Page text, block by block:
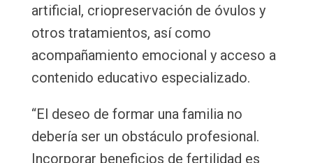
artificial, criopreservación de óvulos y
otros tratamientos, así como
acompañamiento emocional y acceso a
contenido educativo especializado.
“El deseo de formar una familia no
debería ser un obstáculo profesional.
Incorporar beneficios de fertilidad es